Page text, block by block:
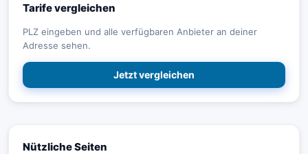
Tarife vergleichen
PLZ eingeben und alle verfügbaren Anbieter an deiner
Adresse sehen.
Jetzt vergleichen
Nützliche Seiten